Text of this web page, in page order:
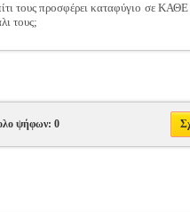
τους προσφέρει καταφύγιο σε
τους;
ψήφων: 0